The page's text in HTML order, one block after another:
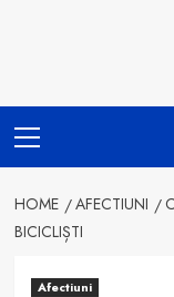
Menu
HOME AFECTIUNI
BICICLIȘTI
Afectiuni